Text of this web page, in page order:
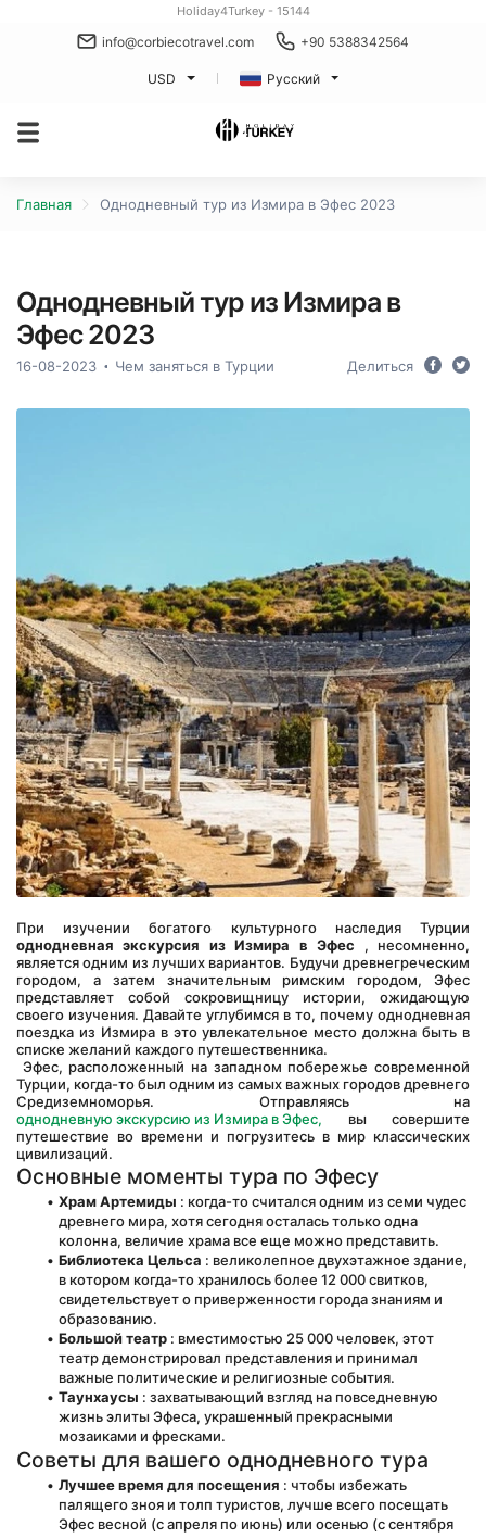
Holiday4Turkey - 15144
info@corbiecotravel.com +90 5388342564
USD Русский
Главная Однодневный тур из Измира в Эфес 2023
Однодневный тур из Измира в
Эфес 2023
16-08-2023 Чем заняться в Турции Делиться
однодневная экскурсия из Измира в Эфес , несомненно,
является одним из лучших вариантов. Будучи древнегреческим
городом, а затем значительным римским городом, Эфес
представляет собой сокровищницу истории, ожидающую
своего изучения. Давайте углубимся в то, почему однодневная
поездка из Измира в это увлекательное место должна быть в
списке желаний каждого путешественника.
Турции, когда-то был одним из самых важных городов древнего
Средиземноморья. Отправляясь на
однодневную экскурсию из Измира в Эфес, вы совершите
путешествие во времени и погрузитесь в мир классических
цивилизаций.
Основные моменты тура по Эфесу
Храм Артемиды : когда-то считался одним из семи чудес
древнего мира, хотя сегодня осталась только одна
колонна, величие храма все еще можно представить.
Библиотека Цельса : великолепное двухэтажное здание,
в котором когда-то хранилось более 12 000 свитков,
свидетельствует о приверженности города знаниям и
образованию.
Большой театр : вместимостью 25 000 человек, этот
театр демонстрировал представления и принимал
важные политические и религиозные события.
Таунхаусы : захватывающий взгляд на повседневную
жизнь элиты Эфеса, украшенный прекрасными
мозаиками и фресками.
Советы для вашего однодневного тура
Лучшее время для посещения : чтобы избежать
палящего зноя и толп туристов, лучше всего посещать
Эфес весной (с апреля по июнь) или осенью (с сентября